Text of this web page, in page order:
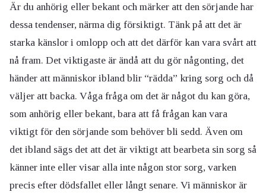
Är du anhörig eller bekant och märker att den sörjande har
dessa tendenser, närma dig försiktigt. Tänk på att det är
starka känslor i omlopp och att det därför kan vara svårt att
nå fram. Det viktigaste är ändå att du gör någonting, det
händer att människor ibland blir “rädda” kring sorg och då
väljer att backa. Våga fråga om det är något du kan göra,
som anhörig eller bekant, bara att få frågan kan vara
viktigt för den sörjande som behöver bli sedd. Även om
det ibland sägs det att det är viktigt att bearbeta sin sorg så
känner inte eller visar alla inte någon stor sorg, varken
precis efter dödsfallet eller långt senare. Vi människor är